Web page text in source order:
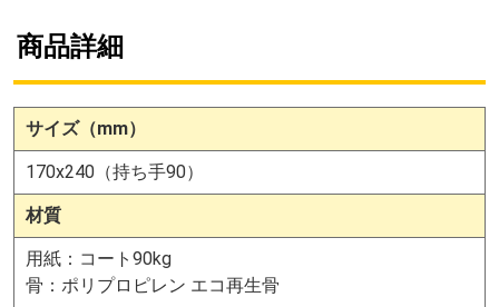
商品詳細
サイズ（mm）
170x240（持ち手90）
材質
用紙：コート90kg
骨：ポリプロピレン エコ再生骨
お買い物を続ける